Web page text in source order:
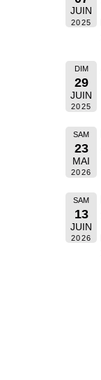
JUIN
2025
DIM
29
JUIN
2025
SAM
23
MAI
2026
SAM
13
JUIN
2026